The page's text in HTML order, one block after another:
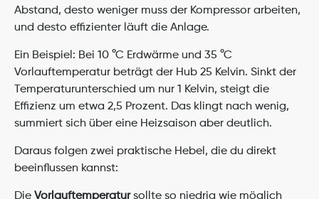
Abstand, desto weniger muss der Kompressor arbeiten,
und desto effizienter läuft die Anlage.
Ein Beispiel: Bei 10 °C Erdwärme und 35 °C
Vorlauftemperatur beträgt der Hub 25 Kelvin. Sinkt der
Temperaturunterschied um nur 1 Kelvin, steigt die
Effizienz um etwa 2,5 Prozent. Das klingt nach wenig,
summiert sich über eine Heizsaison aber deutlich.
Daraus folgen zwei praktische Hebel, die du direkt
beeinflussen kannst:
Die Vorlauftemperatur sollte so niedrig wie möglich